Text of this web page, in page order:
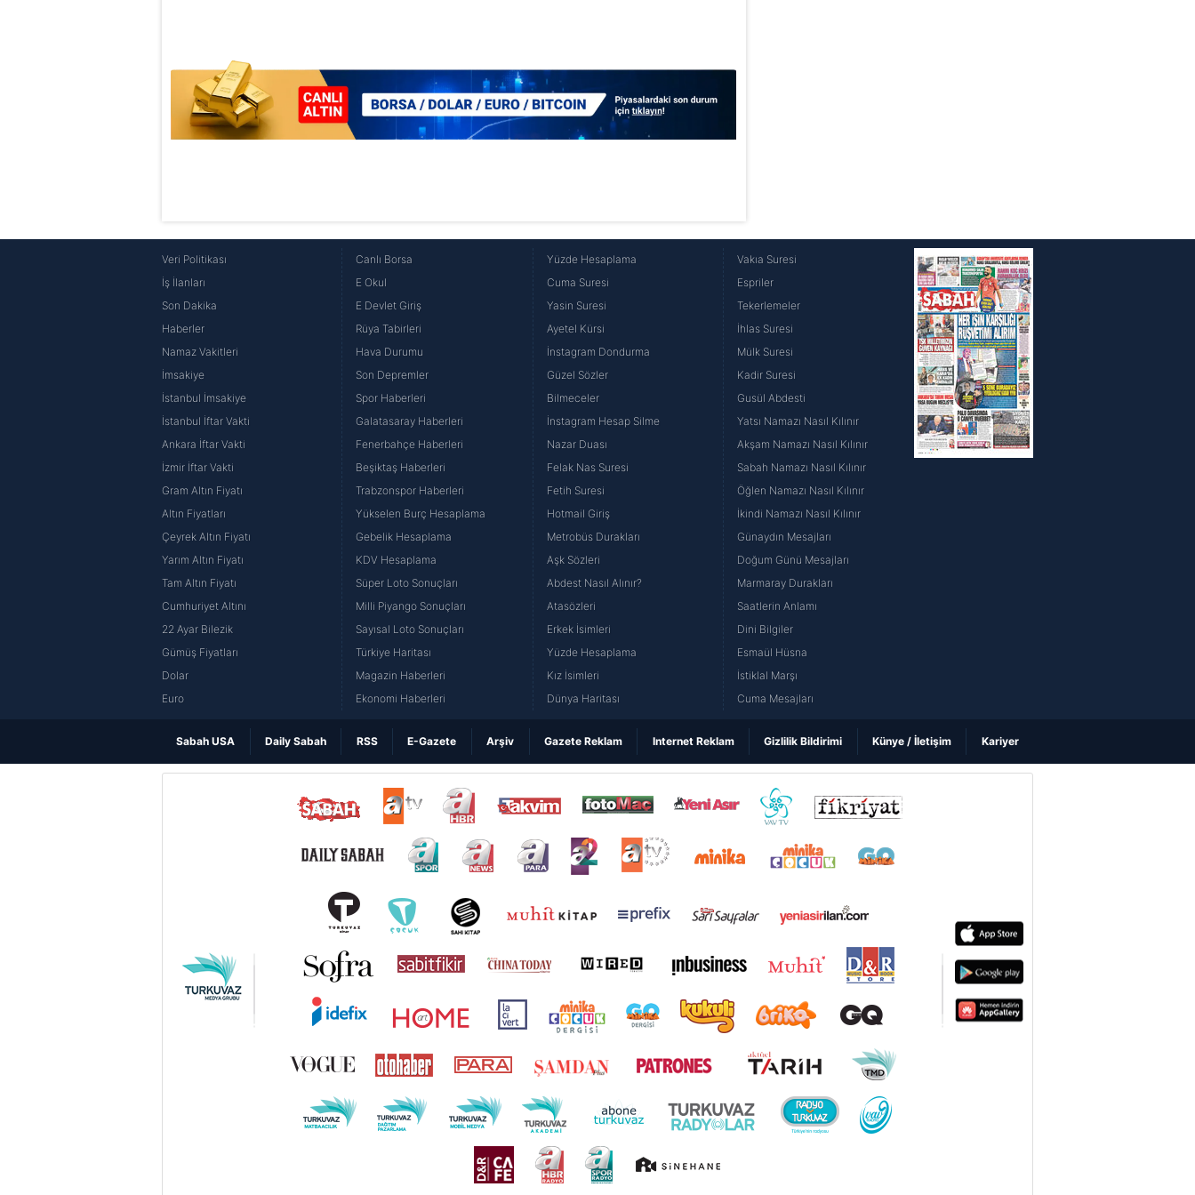
Veri Politikası
İş İlanları
Son Dakika
Haberler
Namaz Vakitleri
İmsakiye
İstanbul İmsakiye
İstanbul İftar Vakti
Ankara İftar Vakti
İzmir İftar Vakti
Gram Altın Fiyatı
Altın Fiyatları
Çeyrek Altın Fiyatı
Yarım Altın Fiyatı
Tam Altın Fiyatı
Cumhuriyet Altını
22 Ayar Bilezik
Gümüş Fiyatları
Dolar
Euro
Canlı Borsa
E Okul
E Devlet Giriş
Rüya Tabirleri
Hava Durumu
Son Depremler
Spor Haberleri
Galatasaray Haberleri
Fenerbahçe Haberleri
Beşiktaş Haberleri
Trabzonspor Haberleri
Yükselen Burç Hesaplama
Gebelik Hesaplama
KDV Hesaplama
Süper Loto Sonuçları
Milli Piyango Sonuçları
Sayısal Loto Sonuçları
Türkiye Haritası
Magazin Haberleri
Ekonomi Haberleri
Yüzde Hesaplama
Cuma Suresi
Yasin Suresi
Ayetel Kürsi
İnstagram Dondurma
Güzel Sözler
Bilmeceler
İnstagram Hesap Silme
Nazar Duası
Felak Nas Suresi
Fetih Suresi
Hotmail Giriş
Metrobüs Durakları
Aşk Sözleri
Abdest Nasıl Alınır?
Atasözleri
Erkek İsimleri
Yüzde Hesaplama
Kız İsimleri
Dünya Haritası
Vakıa Suresi
Espriler
Tekerlemeler
İhlas Suresi
Mülk Suresi
Kadir Suresi
Gusül Abdesti
Yatsı Namazı Nasıl Kılınır
Akşam Namazı Nasıl Kılınır
Sabah Namazı Nasıl Kılınır
Öğlen Namazı Nasıl Kılınır
İkindi Namazı Nasıl Kılınır
Günaydın Mesajları
Doğum Günü Mesajları
Marmaray Durakları
Saatlerin Anlamı
Dini Bilgiler
Esmaül Hüsna
İstiklal Marşı
Cuma Mesajları
Sabah USA Daily Sabah RSS E-Gazete Arşiv Gazete Reklam Internet Reklam Gizlilik Bildirimi Künye / İletişim Kariyer